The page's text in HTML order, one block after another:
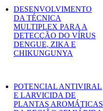
DESENVOLVIMENTO
DA TÉCNICA
MULTIPLEX PARA A
DETECÇÃO DO VÍRUS
DENGUE, ZIKA E
CHIKUNGUNYA
POTENCIAL ANTIVIRAL
E LARVICIDA DE
PLANTAS AROMÁTICAS